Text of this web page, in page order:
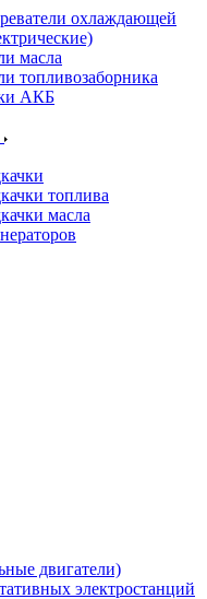
охлаждающей
масла
топливозаборника
АКБ
топлива
масла
двигатели)
электростанций